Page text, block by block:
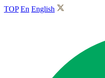
TOP En English